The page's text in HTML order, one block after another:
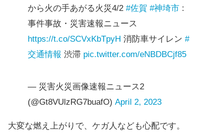
から火の手あがる火災4/2 #佐賀 #神埼市 :
事件事故・災害速報ニュース
https://t.co/SCVxKbTpyH 消防車サイレン #
交通情報 渋滞 pic.twitter.com/eNBDBCjf85
— 災害火災画像速報ニュース2
(@Gt8VUlzRG7buafO) April 2, 2023
大変な燃え上がりで、ケガ人なども心配です。